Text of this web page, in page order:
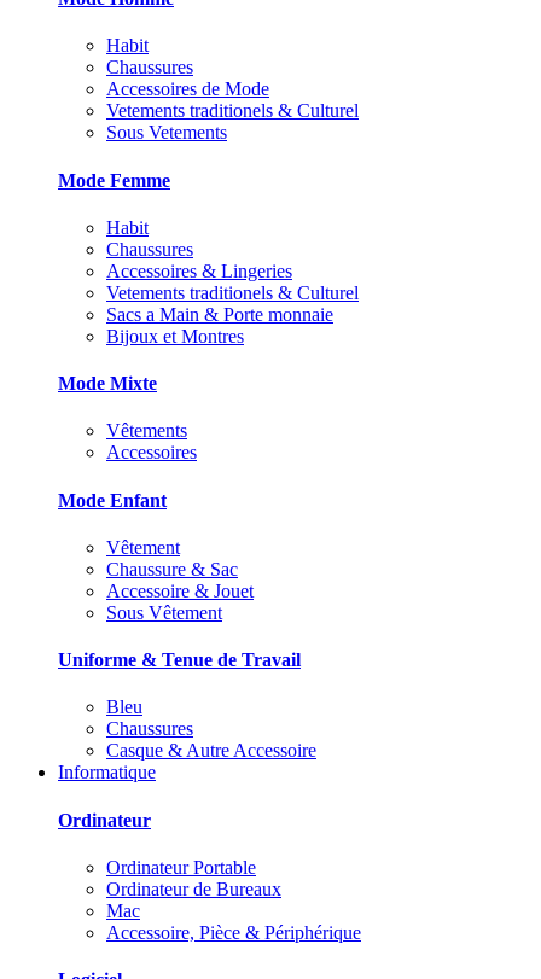
Habit
Chaussures
Accessoires de Mode
Vetements traditionels & Culturel
Sous Vetements
Mode Femme
Habit
Chaussures
Accessoires & Lingeries
Vetements traditionels & Culturel
Sacs a Main & Porte monnaie
Bijoux et Montres
Mode Mixte
Vêtements
Accessoires
Mode Enfant
Vêtement
Chaussure & Sac
Accessoire & Jouet
Sous Vêtement
Uniforme & Tenue de Travail
Bleu
Chaussures
Casque & Autre Accessoire
Informatique
Ordinateur
Ordinateur Portable
Ordinateur de Bureaux
Mac
Accessoire, Pièce & Périphérique